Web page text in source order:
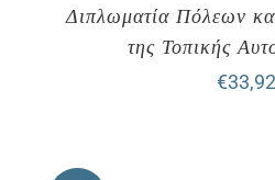
Διπλωματία Πόλεων
της Τοπικής
€33,92